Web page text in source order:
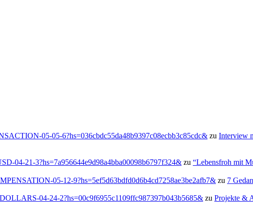
05-05-6?hs=036cbdc55da48b9397c08ecbb3c85cdc& zu Interview
04-21-3?hs=7a956644e9d98a4bba00098b6797f324& zu “Lebensfroh mit
05-12-9?hs=5ef5d63bdfd0d6b4cd7258ae3be2afb7& zu 7
04-24-2?hs=00c9f6955c1109ffc987397b043b5685& zu Projekte &